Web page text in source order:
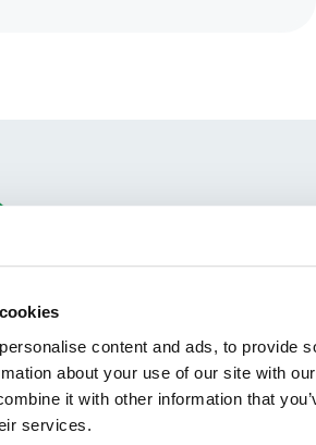
content and ads, to provide
about your use of our site with
it with other information that
services.